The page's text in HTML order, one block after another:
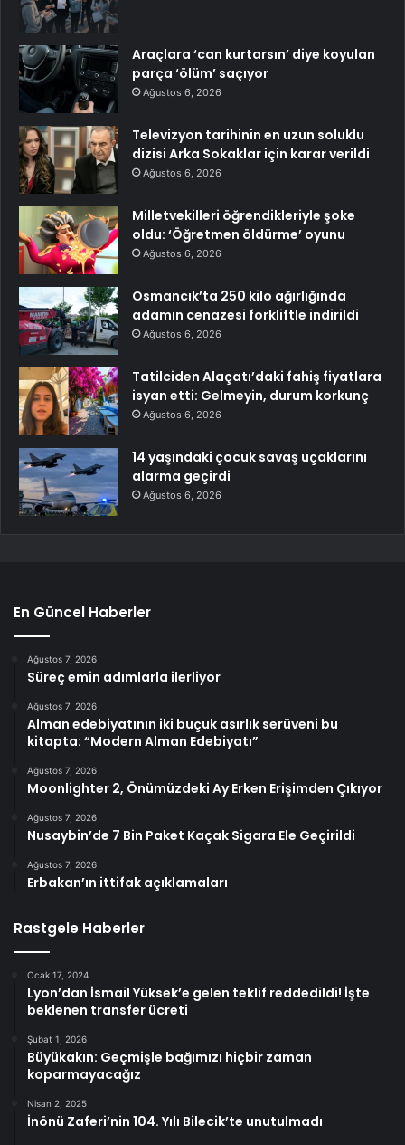
Araçlara ‘can kurtarsın’ diye koyulan
parça ‘ölüm’ saçıyor
Ağustos 6, 2026
Televizyon tarihinin en uzun soluklu
dizisi Arka Sokaklar için karar verildi
Ağustos 6, 2026
Milletvekilleri öğrendikleriyle şoke
oldu: ‘Öğretmen öldürme’ oyunu
Ağustos 6, 2026
Osmancık’ta 250 kilo ağırlığında
adamın cenazesi forkliftle indirildi
Ağustos 6, 2026
Tatilciden Alaçatı’daki fahiş fiyatlara
isyan etti: Gelmeyin, durum korkunç
Ağustos 6, 2026
14 yaşındaki çocuk savaş uçaklarını
alarma geçirdi
Ağustos 6, 2026
En Güncel Haberler
Ağustos 7, 2026
Süreç emin adımlarla ilerliyor
Ağustos 7, 2026
Alman edebiyatının iki buçuk asırlık serüveni bu
kitapta: “Modern Alman Edebiyatı”
Ağustos 7, 2026
Moonlighter 2, Önümüzdeki Ay Erken Erişimden Çıkıyor
Ağustos 7, 2026
Nusaybin’de 7 Bin Paket Kaçak Sigara Ele Geçirildi
Ağustos 7, 2026
Erbakan’ın ittifak açıklamaları
Rastgele Haberler
Ocak 17, 2024
Lyon’dan İsmail Yüksek’e gelen teklif reddedildi! İşte
beklenen transfer ücreti
Şubat 1, 2026
Büyükakın: Geçmişle bağımızı hiçbir zaman
koparmayacağız
Nisan 2, 2025
İnönü Zaferi’nin 104. Yılı Bilecik’te unutulmadı